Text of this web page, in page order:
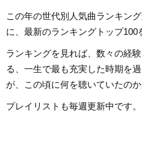
この年の世代別人気曲ランキン
に、最新のランキングトップ100
ランキングを見れば、数々の経
る、一生で最も充実した時期を
が、この頃に何を聴いていたのか
プレイリストも毎週更新中です。